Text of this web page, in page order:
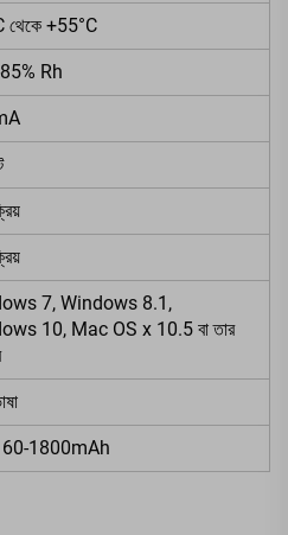
থেকে +55°C
Rh
7, Windows 8.1,
10, Mac OS x 10.5 বা তার
1800mAh